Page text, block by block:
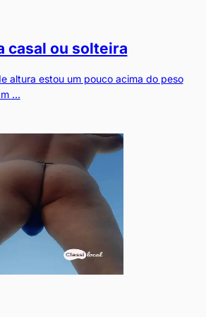
casal ou solteira
altura estou um pouco acima do peso
...